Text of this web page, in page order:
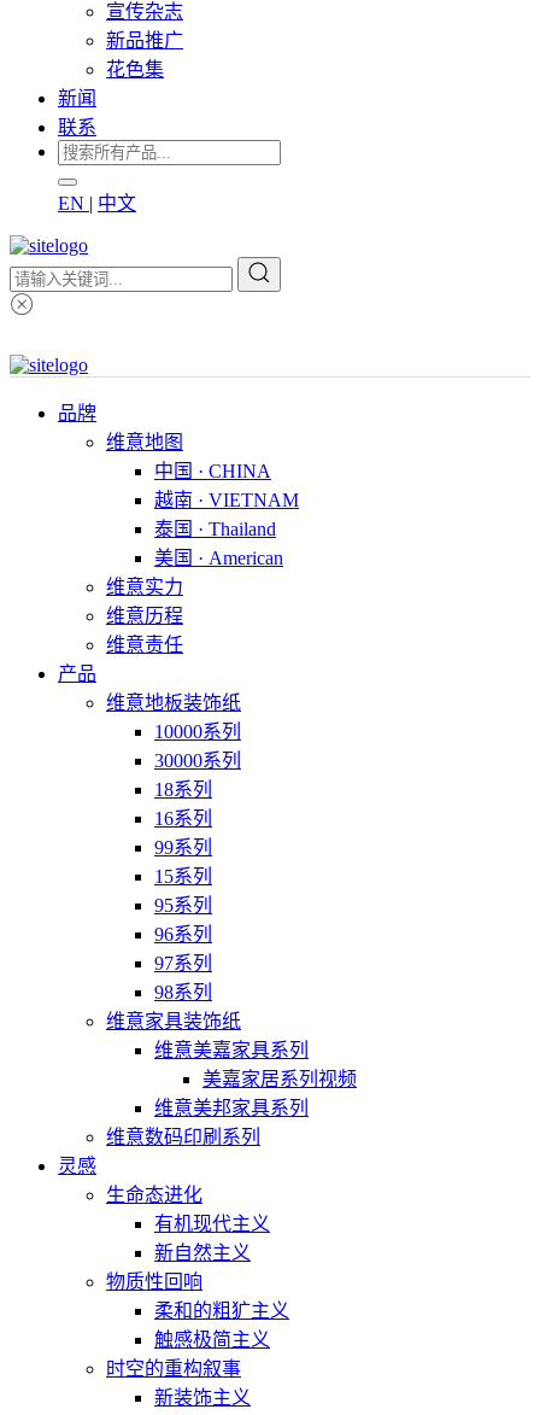
宣传杂志
新品推广
花色集
新闻
联系
EN | 中文
品牌
维意地图
中国 · CHINA
越南 · VIETNAM
泰国 · Thailand
美国 · American
维意实力
维意历程
维意责任
产品
维意地板装饰纸
10000系列
30000系列
18系列
16系列
99系列
15系列
95系列
96系列
97系列
98系列
维意家具装饰纸
维意美嘉家具系列
美嘉家居系列视频
维意美邦家具系列
维意数码印刷系列
灵感
生命态进化
有机现代主义
新自然主义
物质性回响
柔和的粗犷主义
触感极简主义
时空的重构叙事
新装饰主义